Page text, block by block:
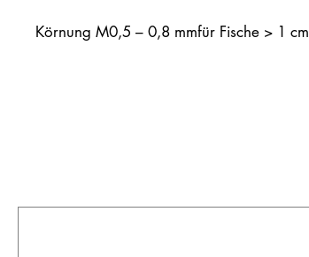
Körnung M0,5 – 0,8 mmfür Fische > 1 cm